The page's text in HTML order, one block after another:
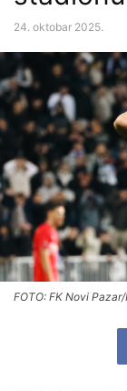
24. oktobar 2025.
FOTO: FK Novi